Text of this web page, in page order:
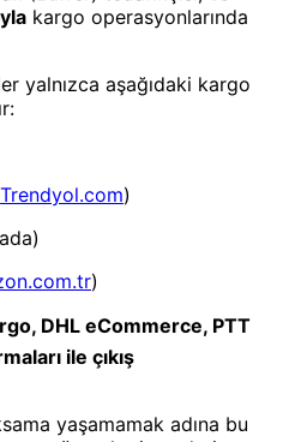
- Yenilik ve hızı keşfedin, işinizi